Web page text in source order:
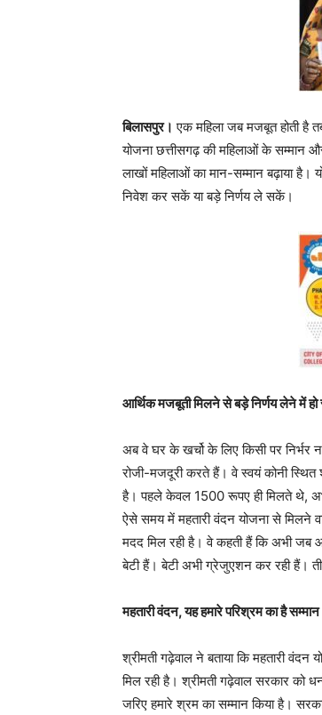
बिलासपुर। एक महिला जब मजबूत होती है
योजना छत्तीसगढ़ की महिलाओं के सम्मान
लाखों महिलाओं का मान-सम्मान बढ़ाया है।
निवेश कर सकें या बड़े निर्णय ले सकें।
आर्थिक मजबूती मिलने से बड़े निर्णय लेने में हो
अब वे घर के खर्चो के लिए किसी पर निर्भर
रोजी-मजदूरी करते हैं। वे स्वयं कोनी स्थित
है। पहले केवल 1500 रूपए ही मिलते थे,
ऐसे समय में महतारी वंदन योजना से मिलने
मदद मिल रही है। वे कहती हैं कि अभी जब
बेटी हैं। बेटी अभी ग्रेजुएशन कर रही हैं।
महतारी वंदन, यह हमारे परिश्रम का है सम्मान
श्रीमती गढ़ेवाल ने बताया कि महतारी
मिल रही है। श्रीमती गढ़ेवाल सरकार को
जरिए हमारे श्रम का सम्मान किया है।